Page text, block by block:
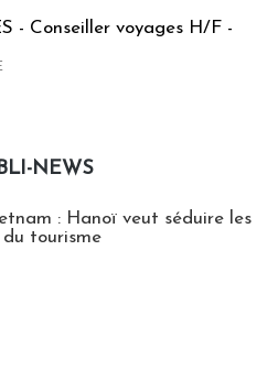
- Conseiller voyages H/F -
NEWS
: Hanoï veut séduire les
tourisme